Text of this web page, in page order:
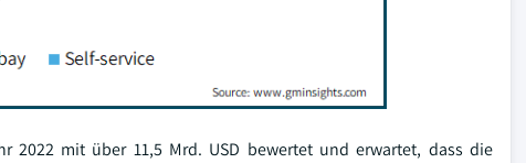
2022 mit über 11,5 Mrd. USD bewertet und erwartet, dass die